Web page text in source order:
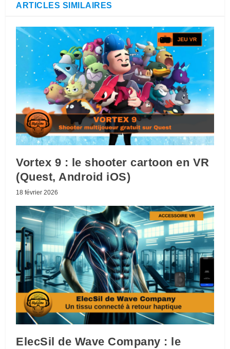
ARTICLES SIMILAIRES
Vortex 9 : le shooter cartoon en VR
(Quest, Android iOS)
18 février 2026
ElecSil de Wave Company : le